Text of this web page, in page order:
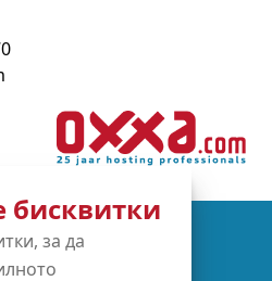
бисквитки
за да